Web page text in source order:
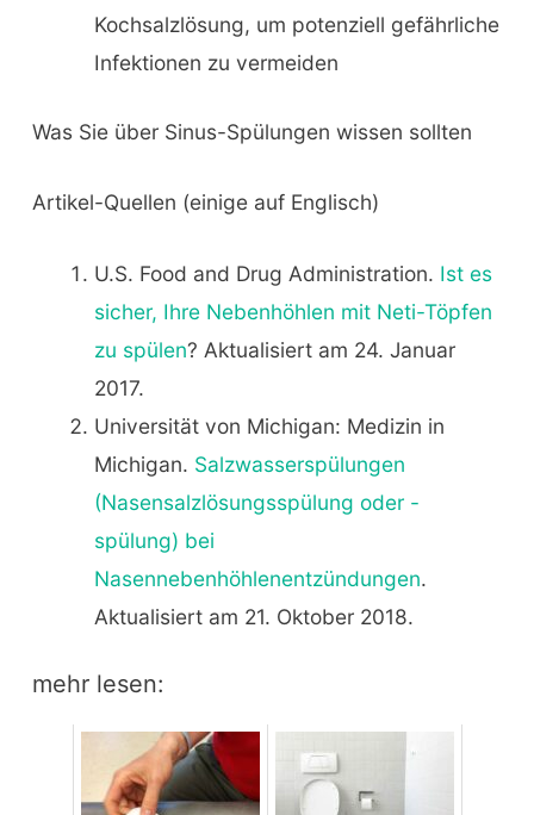
Kochsalzlösung, um potenziell gefährliche
Infektionen zu vermeiden
Was Sie über Sinus-Spülungen wissen sollten
Artikel-Quellen (einige auf Englisch)
U.S. Food and Drug Administration. Ist es
sicher, Ihre Nebenhöhlen mit Neti-Töpfen
zu spülen? Aktualisiert am 24. Januar
2017.
Universität von Michigan: Medizin in
Michigan. Salzwasserspülungen
(Nasensalzlösungsspülung oder -
spülung) bei
Nasennebenhöhlenentzündungen.
Aktualisiert am 21. Oktober 2018.
mehr lesen: